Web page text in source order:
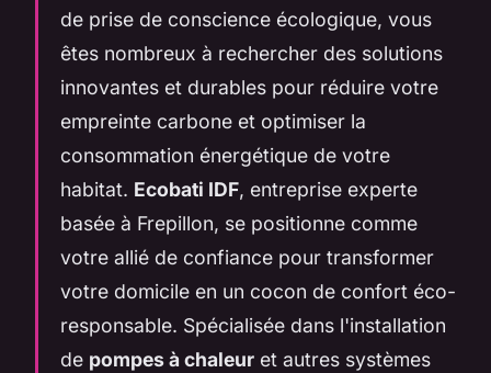
de prise de conscience écologique, vous
êtes nombreux à rechercher des solutions
innovantes et durables pour réduire votre
empreinte carbone et optimiser la
consommation énergétique de votre
habitat. Ecobati IDF, entreprise experte
basée à Frepillon, se positionne comme
votre allié de confiance pour transformer
votre domicile en un cocon de confort éco-
responsable. Spécialisée dans l'installation
de pompes à chaleur et autres systèmes